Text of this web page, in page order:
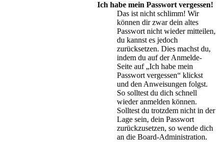
Ich habe mein Passwort vergessen!
Das ist nicht schlimm! Wir
können dir zwar dein altes
Passwort nicht wieder mitteilen,
du kannst es jedoch
zurücksetzen. Dies machst du,
indem du auf der Anmelde-
Seite auf „Ich habe mein
Passwort vergessen“ klickst
und den Anweisungen folgst.
So solltest du dich schnell
wieder anmelden können.
Solltest du trotzdem nicht in der
Lage sein, dein Passwort
zurückzusetzen, so wende dich
an die Board-Administration.